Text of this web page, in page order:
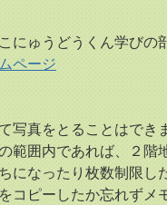
にゅうどうくん学びの
ページ
写真をとることはでき
範囲内であれば、２階
なったり枚数制限し
ピーしたか忘れずメ